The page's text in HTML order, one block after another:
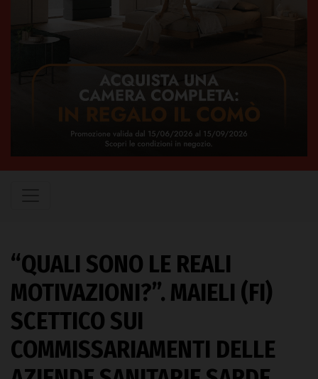
“QUALI SONO LE REALI
MOTIVAZIONI?”. MAIELI (FI)
SCETTICO SUI
COMMISSARIAMENTI DELLE